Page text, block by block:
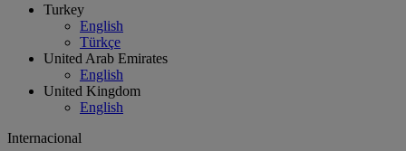
Turkey
English
Türkçe
United Arab Emirates
English
United Kingdom
English
Internacional